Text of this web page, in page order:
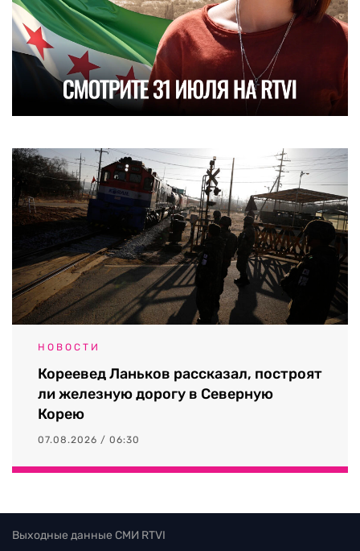
НОВОСТИ
Кореевед Ланьков рассказал, построят
ли железную дорогу в Северную
Корею
07.08.2026 / 06:30
Выходные данные СМИ RTVI